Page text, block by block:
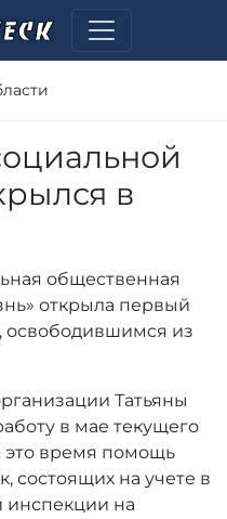
в
общественная
открыла первый
из
Татьяны
в мае текущего
это время помощь
состоящих на учете в
инспекции на